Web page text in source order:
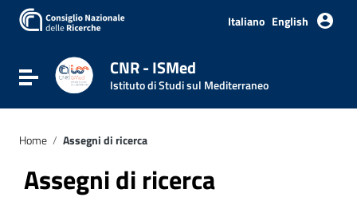
Italiano English
Attiva / disattiva la navigazione
CNR - ISMed
Istituto di Studi sul Mediterraneo
Home / Assegni di ricerca
Assegni di ricerca